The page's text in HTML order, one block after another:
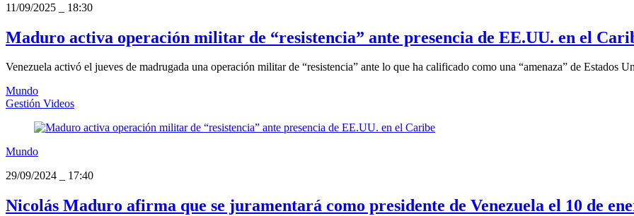
11/09/2025
18:30
Maduro activa operación militar de “resistencia” ante presencia de EE.UU. en el
Venezuela activó el jueves de madrugada una operación militar de “resistencia” ante lo que ha calificado como una “amenaza” de Estados
Mundo
Gestión Videos
Mundo
29/09/2024
17:40
Nicolás Maduro afirma que se juramentará como presidente de Venezuela el 10 de